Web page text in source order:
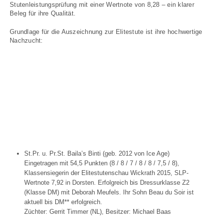
Stutenleistungsprüfung mit einer Wertnote von 8,28 – ein klarer
Beleg für ihre Qualität.
Grundlage für die Auszeichnung zur Elitestute ist ihre hochwertige
Nachzucht:
St.Pr. u. Pr.St. Baila’s Binti (geb. 2012 von Ice Age)
Eingetragen mit 54,5 Punkten (8 / 8 / 7 / 8 / 8 / 7,5 / 8),
Klassensiegerin der Elitestutenschau Wickrath 2015, SLP-
Wertnote 7,92 in Dorsten. Erfolgreich bis Dressurklasse Z2
(Klasse DM) mit Deborah Meufels. Ihr Sohn Beau du Soir ist
aktuell bis DM** erfolgreich.
Züchter: Gerrit Timmer (NL), Besitzer: Michael Baas